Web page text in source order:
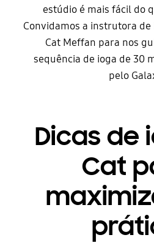
estúdio é mais fácil do
Convidamos a instrutora
Cat Meffan para nos
sequência de ioga de 30
pelo
Dicas de
Cat